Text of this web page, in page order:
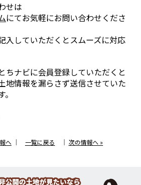
せは
にてお気軽にお問い合わせくださ
入していただくとスムーズに対応
ちナビに会員登録していただくと
地情報を漏らさず送信させていた
へ ｜ 一覧に戻る ｜ 次の情報へ »